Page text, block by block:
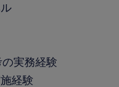
実務経験
経験